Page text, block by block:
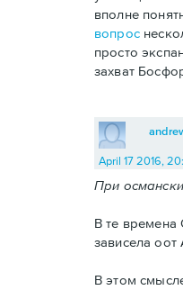
вполне
вопрос
просто
захват
April 17 2016,
При
В те
зависела
В этом